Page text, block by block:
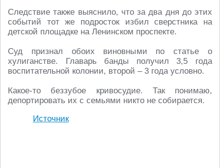
Следствие также выяснило, что за два дня до этих
событий тот же подросток избил сверстника на
детской площадке на Ленинском проспекте.
Суд признал обоих виновными по статье о
хулиганстве. Главарь банды получил 3,5 года
воспитательной колонии, второй – 3 года условно.
Какое-то беззубое кривосудие. Так понимаю,
депортировать их с семьями никто не собирается.
Источник